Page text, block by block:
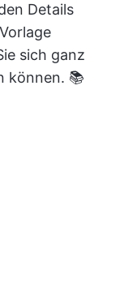
Details
sich ganz
können. 📚